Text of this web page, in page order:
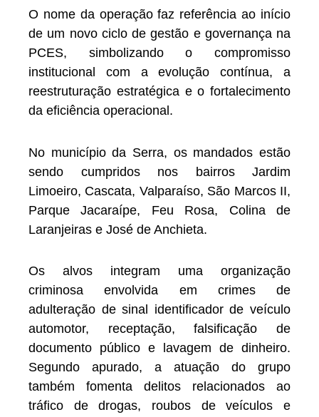
O nome da operação faz referência ao início
de um novo ciclo de gestão e governança na
PCES, simbolizando o compromisso
institucional com a evolução contínua, a
reestruturação estratégica e o fortalecimento
da eficiência operacional.
No município da Serra, os mandados estão
sendo cumpridos nos bairros Jardim
Limoeiro, Cascata, Valparaíso, São Marcos II,
Parque Jacaraípe, Feu Rosa, Colina de
Laranjeiras e José de Anchieta.
Os alvos integram uma organização
criminosa envolvida em crimes de
adulteração de sinal identificador de veículo
automotor, receptação, falsificação de
documento público e lavagem de dinheiro.
Segundo apurado, a atuação do grupo
também fomenta delitos relacionados ao
tráfico de drogas, roubos de veículos e